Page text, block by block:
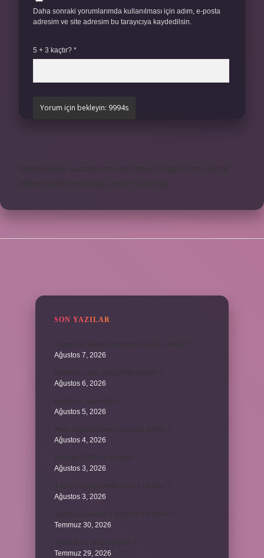
Daha sonraki yorumlarımda kullanılması için adım, e-posta
adresim ve site adresim bu tarayıcıya kaydedilsin.
5 + 3 kaçtır? *
SON YAZILAR
Ağustos 7, 2026
Ağustos 6, 2026
Ağustos 5, 2026
Ağustos 4, 2026
Ağustos 3, 2026
Ağustos 3, 2026
Temmuz 30, 2026
Temmuz 29, 2026